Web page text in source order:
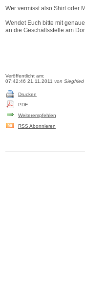
Wer vermisst also Shirt oder
Wendet Euch bitte mit
an die Geschäftsstelle am
Veröffentlicht am:
07:42:46 21.11.2011 von
Drucken
PDF
Weiterempfehlen
RSS Abonnieren